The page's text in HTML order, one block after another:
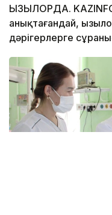
ҚЫЗЫЛОРДА.
анықтағандай,
дәрігерлерге